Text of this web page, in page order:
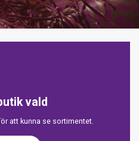
vald
att kunna se sortimentet.